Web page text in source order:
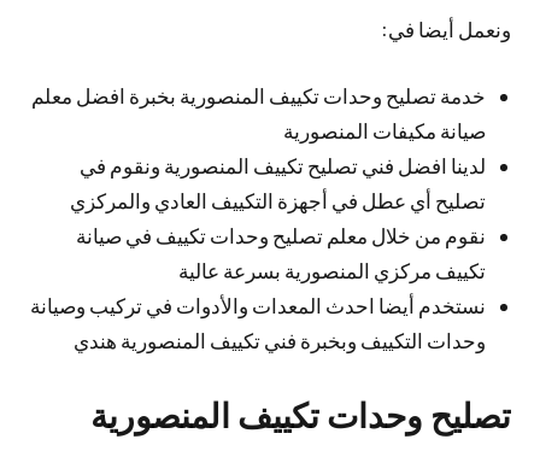
ونعمل أيضا في:
خدمة تصليح وحدات تكييف المنصورية بخبرة افضل معلم
صيانة مكيفات المنصورية
لدينا افضل فني تصليح تكييف المنصورية ونقوم في
تصليح أي عطل في أجهزة التكييف العادي والمركزي
نقوم من خلال معلم تصليح وحدات تكييف في صيانة
تكييف مركزي المنصورية بسرعة عالية
نستخدم أيضا احدث المعدات والأدوات في تركيب وصيانة
وحدات التكييف وبخبرة فني تكييف المنصورية هندي
تصليح وحدات تكييف المنصورية